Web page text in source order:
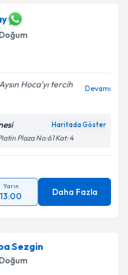
Hoca'yı tercih
Devamı
Haritada Göster
Plaza No:61 Kat: 4
Yarın
13:00 Daha Fazla
Sezgin